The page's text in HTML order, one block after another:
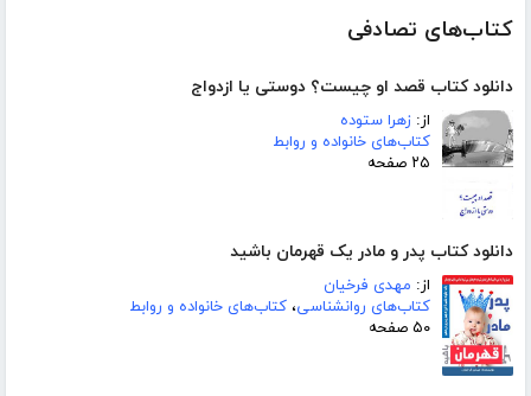
کتاب‌های تصادفی
دانلود کتاب قصد او چیست؟ دوستی یا ازدواج
از: زهرا ستوده
کتاب‌های خانواده و روابط
۲۵ صفحه
دانلود کتاب پدر و مادر یک قهرمان باشید
از: مهدی فرخیان
کتاب‌های روانشناسی، کتاب‌های خانواده و روابط
۵۰ صفحه